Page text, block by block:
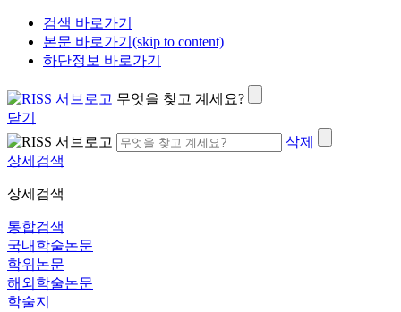
검색 바로가기
본문 바로가기(skip to content)
하단정보 바로가기
무엇을 찾고 계세요?
닫기
삭제
상세검색
상세검색
통합검색
국내학술논문
학위논문
해외학술논문
학술지